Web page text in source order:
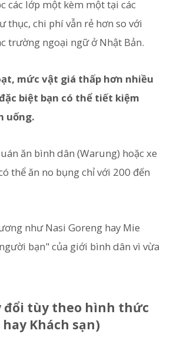
các lớp một kèm một tại các
thục, chi phí vẫn rẻ hơn so với
trường ngoại ngữ ở Nhật Bản.
mức vật giá thấp hơn nhiều
biệt bạn có thể tiết kiệm
uống.
ăn bình dân (Warung) hoặc xe
thể ăn no bụng chỉ với 200 đến
như Nasi Goreng hay Mie
bạn" của giới bình dân vì vừa
đổi tùy theo hình thức
Khách sạn)